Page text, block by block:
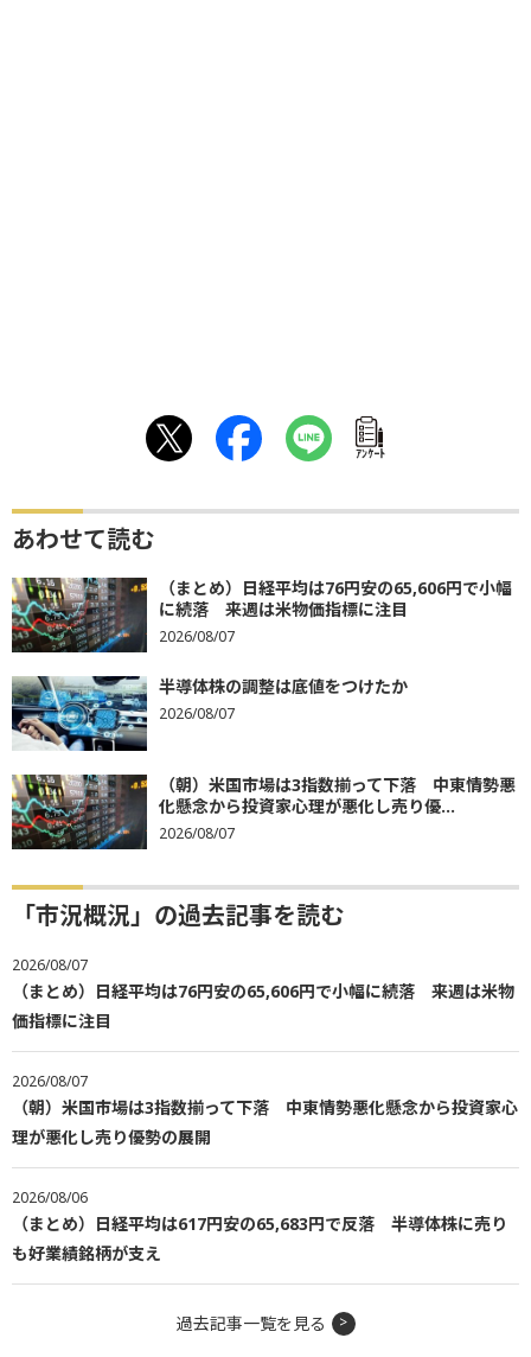
ｱﾝｹｰﾄ
あわせて読む
（まとめ）日経平均は76円安の65,606円で小幅
に続落 来週は米物価指標に注目
2026/08/07
半導体株の調整は底値をつけたか
2026/08/07
（朝）米国市場は3指数揃って下落 中東情勢悪
化懸念から投資家心理が悪化し売り優...
2026/08/07
「市況概況」の過去記事を読む
2026/08/07
（まとめ）日経平均は76円安の65,606円で小幅に続落 来週は米物
価指標に注目
2026/08/07
（朝）米国市場は3指数揃って下落 中東情勢悪化懸念から投資家心
理が悪化し売り優勢の展開
2026/08/06
（まとめ）日経平均は617円安の65,683円で反落 半導体株に売り
も好業績銘柄が支え
過去記事一覧を見る